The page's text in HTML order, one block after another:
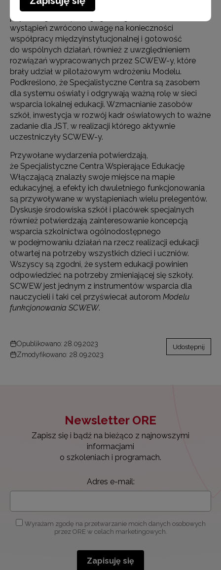
projektu „Szkolenia i doradztwo dla kadr poradnictwa
psychologiczno pedagogicznego”. W trakcie
wystąpień zwrócono uwagę na konieczności
współpracy międzyinstytucjonalnej i gotowość
do wspólnych działań, również z uwzględnieniem
rozwiązań wypracowanych przez SCWEW-y, które
brały udział w pilotażowym wdrożeniu Modelu.
Podkreślono, że Specjalistyczne Centra są zasobem
dla systemu oświaty i odgrywają ważną rolę w sieci
wsparcia lokalnej edukacji. Wzmacnianie zasobów
szkół, inwestycja w rozwój kadr oświatowych to ważne
zadanie dla JST, w realizacji którego aktywnie
uczestniczyły SCWEW-y.
Przywołane wydarzenia potwierdzają,
że Specjalistyczne Centra Wspierające Edukację
Włączającą znalazły swoje miejsce na mapie
edukacyjnej, a efekty ich dwuletniego funkcjonowania
są przywoływane w wystąpieniach wielu prelegentów.
Dyskusje środowiska szkół i placówek specjalnych
również potwierdzają zainteresowanie koncepcją
wsparcia szkolnictwa ogólnodostępnego
w podejmowaniu działań na rzecz realizacji edukacji
otwartej na potrzeby wszystkich dzieci i uczniów.
Wszyscy są zgodni, że system edukacji powinien
odpowiedzieć na potrzeby zmieniającej się szkoły.
SCWEW jest jednym z instrumentów wsparcia dla
nauczycieli i taki cel przyświecał autorom Modelu
funkcjonowania SCWEW.
Opublikowano: 28.09.2023
Zmodyfikowano: 28.09.2023
Udostępnij
Newsletter ORE
Zapisz się i bądź na bieżąco z najnowszymi
informacjami
o szkoleniach i programach.
Adres e-mail:
Wyrażam zgodę na przetwarzanie moich danych osobowych
przez ORE w celach marketingowych.
Zapisuję się